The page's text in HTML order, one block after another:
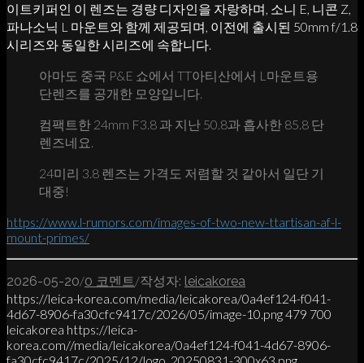
이트키퍼인 이 렌즈는 경량 디자인을 자랑하며, 소니 E, 니콘 Z,
파나소닉 L 마운트와 함께 제공되며, 이전에 출시된 50mm f/1.8
시리즈와 동일한 시리즈에 속합니다.
아마도 중국 P&E 쇼에서 TT아티산에서 L마운트용
단렌즈를 공개한 모양입니다.
컴팩트한 24mm F3.8 과 지난 50.8과 흡사한 85.8 단
렌즈네요.
24미리 3.8 렌즈는 가격도 저렴할 것 같아서 일단 기
대중!
https://www.l-rumors.com/images-of-two-new-ttartisan-af-l-
mount-primes/
2026-05-20/0 코멘트/작성자: leicakorea
https://leica-korea.com/media/leicakorea/0a4ef124-f041-
4d67-8906-fa30cfc9417c/2026/05/image-10.png479 700
leicakorea https://leica-
korea.com//media/leicakorea/0a4ef124-f041-4d67-8906-